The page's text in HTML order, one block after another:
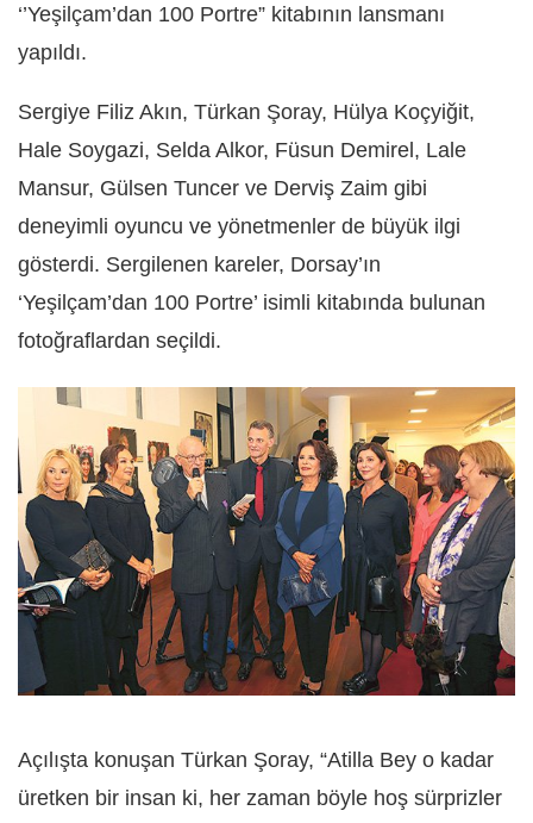
‘’Yeşilçam’dan 100 Portre” kitabının lansmanı
yapıldı.
Sergiye Filiz Akın, Türkan Şoray, Hülya Koçyiğit,
Hale Soygazi, Selda Alkor, Füsun Demirel, Lale
Mansur, Gülsen Tuncer ve Derviş Zaim gibi
deneyimli oyuncu ve yönetmenler de büyük ilgi
gösterdi. Sergilenen kareler, Dorsay’ın
‘Yeşilçam’dan 100 Portre’ isimli kitabında bulunan
fotoğraflardan seçildi.
Açılışta konuşan Türkan Şoray, “Atilla Bey o kadar
üretken bir insan ki, her zaman böyle hoş sürprizler